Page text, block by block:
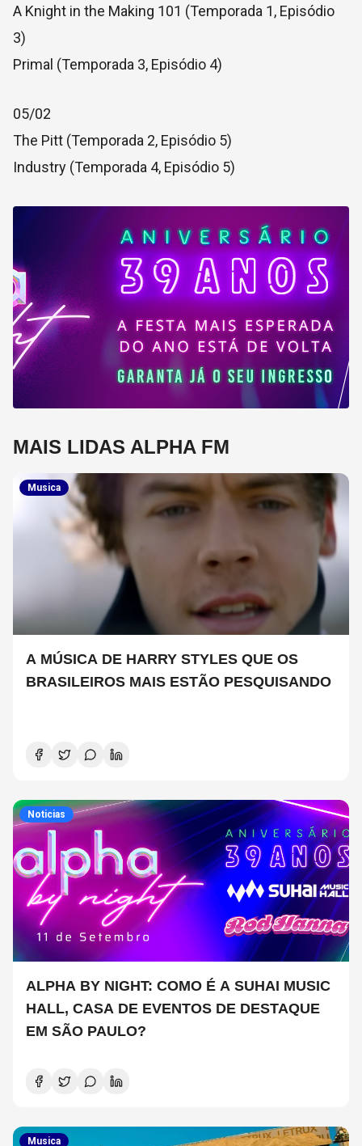
A Knight in the Making 101 (Temporada 1, Episódio
3)
Primal (Temporada 3, Episódio 4)
05/02
The Pitt (Temporada 2, Episódio 5)
Industry (Temporada 4, Episódio 5)
MAIS LIDAS ALPHA FM
Musica
A MÚSICA DE HARRY STYLES QUE OS
BRASILEIROS MAIS ESTÃO PESQUISANDO
Noticias
ALPHA BY NIGHT: COMO É A SUHAI MUSIC
HALL, CASA DE EVENTOS DE DESTAQUE
EM SÃO PAULO?
Musica